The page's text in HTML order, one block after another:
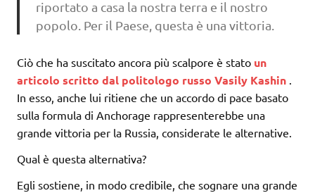
riportato a casa la nostra terra e il nostro
popolo. Per il Paese, questa è una vittoria.
Ciò che ha suscitato ancora più scalpore è stato un
articolo scritto dal politologo russo Vasily Kashin .
In esso, anche lui ritiene che un accordo di pace basato
sulla formula di Anchorage rappresenterebbe una
grande vittoria per la Russia, considerate le alternative.
Qual è questa alternativa?
Egli sostiene, in modo credibile, che sognare una grande